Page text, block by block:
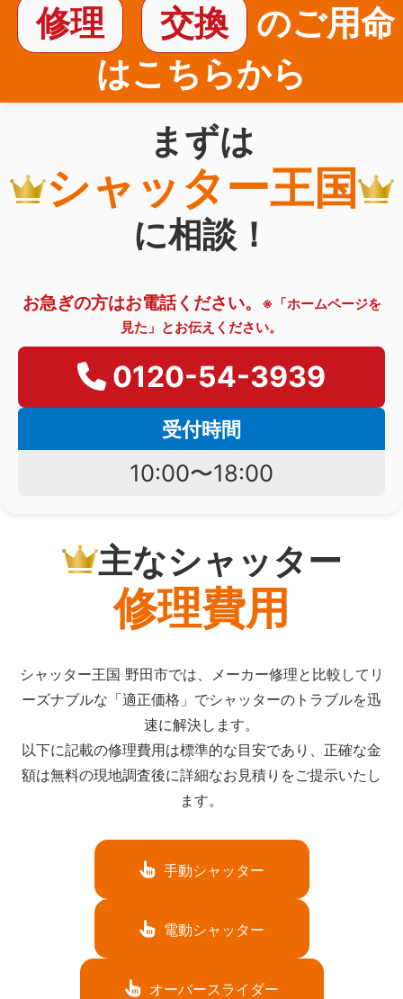
修理
交換
のご用命
はこちらから
まずは
シャッター王国
に相談！
お急ぎの方はお電話ください。
※「ホームページを
見た」とお伝えください。
0120-54-3939
受付時間
10:00〜18:00
主なシャッター
修理費用
シャッター王国 野田市では、メーカー修理と比較してリ
ーズナブルな「適正価格」でシャッターのトラブルを迅
速に解決します。
以下に記載の修理費用は標準的な目安であり、正確な金
額は無料の現地調査後に詳細なお見積りをご提示いたし
ます。
手動シャッター
電動シャッター
オーバースライダー